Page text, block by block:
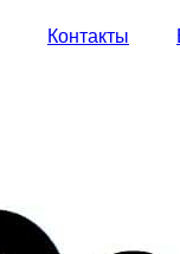
Контакты